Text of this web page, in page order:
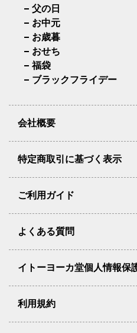
父の日
お中元
お歳暮
おせち
福袋
ブラックフライデー
会社概要
特定商取引に基づく表示
ご利用ガイド
よくある質問
イトーヨーカ堂個人情報保
利用規約